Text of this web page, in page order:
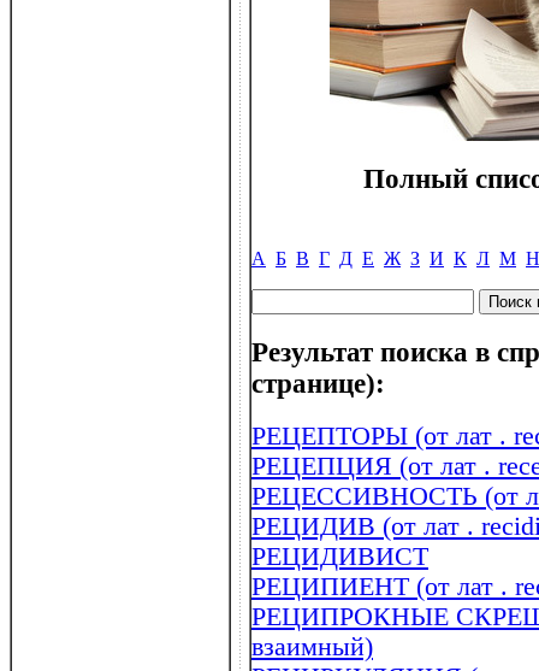
Полный
А Б В Г Д Е Ж З И К Л М Н
Результат поиска в
странице):
РЕЦЕПТОРЫ (от лат .
РЕЦЕПЦИЯ (от лат .
РЕЦЕССИВНОСТЬ (от
РЕЦИДИВ (от лат .
РЕЦИДИВИСТ
РЕЦИПИЕНТ (от лат .
РЕЦИПРОКНЫЕ
взаимный)